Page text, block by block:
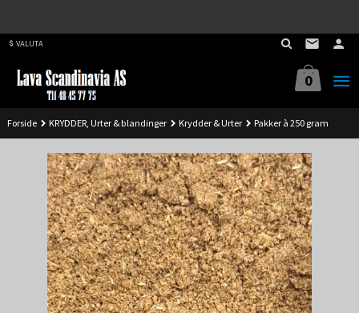
VALUTA
0
Forside KRYDDER, Urter & blandinger Krydder & Urter Pakker à 250 gram